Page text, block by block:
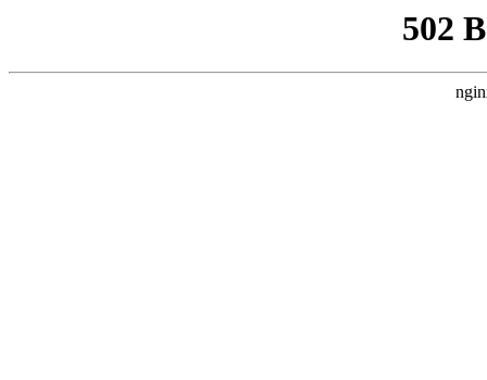
502